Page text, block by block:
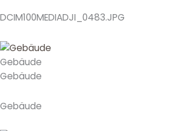
DCIM100MEDIADJI_0483.JPG
Gebäude
Gebäude
Gebäude